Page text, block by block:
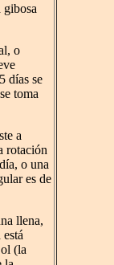
gibosa
o
días se
toma
a
rotación
o una
es de
llena,
(la